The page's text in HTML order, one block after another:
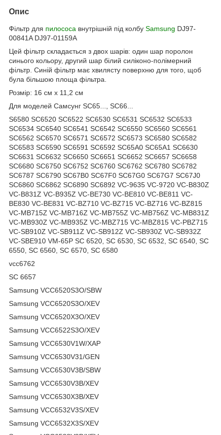
Опис
Фільтр для пилососа внутрішній під колбу Samsung DJ97-
00841A DJ97-01159A
Цей фільтр складається з двох шарів: один шар поролон
синього кольору, другий шар білий силіконо-полімерний
фільтр. Синій фільтр має хвилясту поверхню для того, щоб
була більшою площа фільтра.
Розмір: 16 см х 11,2 см
Для моделей Самсунг SC65..., SC66...
S6580 SC6520 SC6522 SC6530 SC6531 SC6532 SC6533
SC6534 SC6540 SC6541 SC6542 SC6550 SC6560 SC6561
SC6562 SC6570 SC6571 SC6572 SC6573 SC6580 SC6582
SC6583 SC6590 SC6591 SC6592 SC65A0 SC65A1 SC6630
SC6631 SC6632 SC6650 SC6651 SC6652 SC6657 SC6658
SC6680 SC6750 SC6752 SC6760 SC6762 SC6780 SC6782
SC6787 SC6790 SC67B0 SC67F0 SC67G0 SC67G7 SC67J0
SC6860 SC6862 SC6890 SC6892 VC-9635 VC-9720 VC-B830Z
VC-B831Z VC-B935Z VC-BE730 VC-BE810 VC-BE811 VC-
BE830 VC-BE831 VC-BZ710 VC-BZ715 VC-BZ716 VC-BZ815
VC-MB715Z VC-MB716Z VC-MB755Z VC-MB756Z VC-MB831Z
VC-MB930Z VC-MB935Z VC-MBZ715 VC-MBZ815 VC-PBZ715
VC-SB910Z VC-SB911Z VC-SB912Z VC-SB930Z VC-SB932Z
VC-SBE910 VM-65P SC 6520, SC 6530, SC 6532, SC 6540, SC
6550, SC 6560, SC 6570, SC 6580
vcc6762
SC 6657
Samsung VCC6520S3O/SBW
Samsung VCC6520S3O/XEV
Samsung VCC6520X3O/XEV
Samsung VCC6522S3O/XEV
Samsung VCC6530V1W/XAP
Samsung VCC6530V31/GEN
Samsung VCC6530V3B/SBW
Samsung VCC6530V3B/XEV
Samsung VCC6530X3B/XEV
Samsung VCC6532V3S/XEV
Samsung VCC6532X3S/XEV